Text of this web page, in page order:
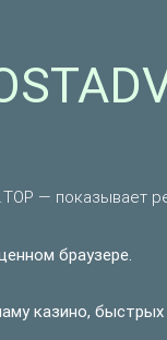
—
браузере.
казино, быстрых